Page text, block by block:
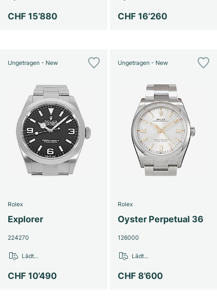
CHF 15’880 CHF 16’260
Ungetragen - New
Rolex
Explorer
224270
CHF 10’490
Lädt...
Ungetragen - New
Rolex
Oyster Perpetual 36
126000
CHF 8’600
Lädt...